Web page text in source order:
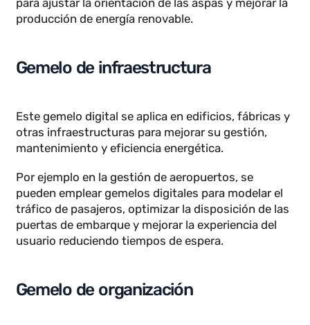
Gemelo de rendimiento
El gemelo digital de rendimiento se centra en el
maximizar su vida útil.
Por ejemplo en parques eólicos, los gemelos
turbinas en distintas condiciones climáticas
para ajustar la orientación de las aspas y mejorar la
producción de energía renovable.